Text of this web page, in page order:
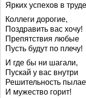
Ярких успехов в
Коллеги дорогие,
Поздравить вас хочу!
Препятствия любые
Пусть будут по плечу!
И где бы ни шагали,
Пускай у вас внутри
Решительность
И мужество горит!